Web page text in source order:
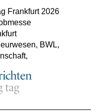
Frankfurt 2026
BWL,